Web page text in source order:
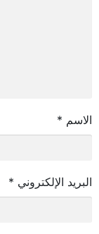
الاسم *
البريد الإلكتروني *